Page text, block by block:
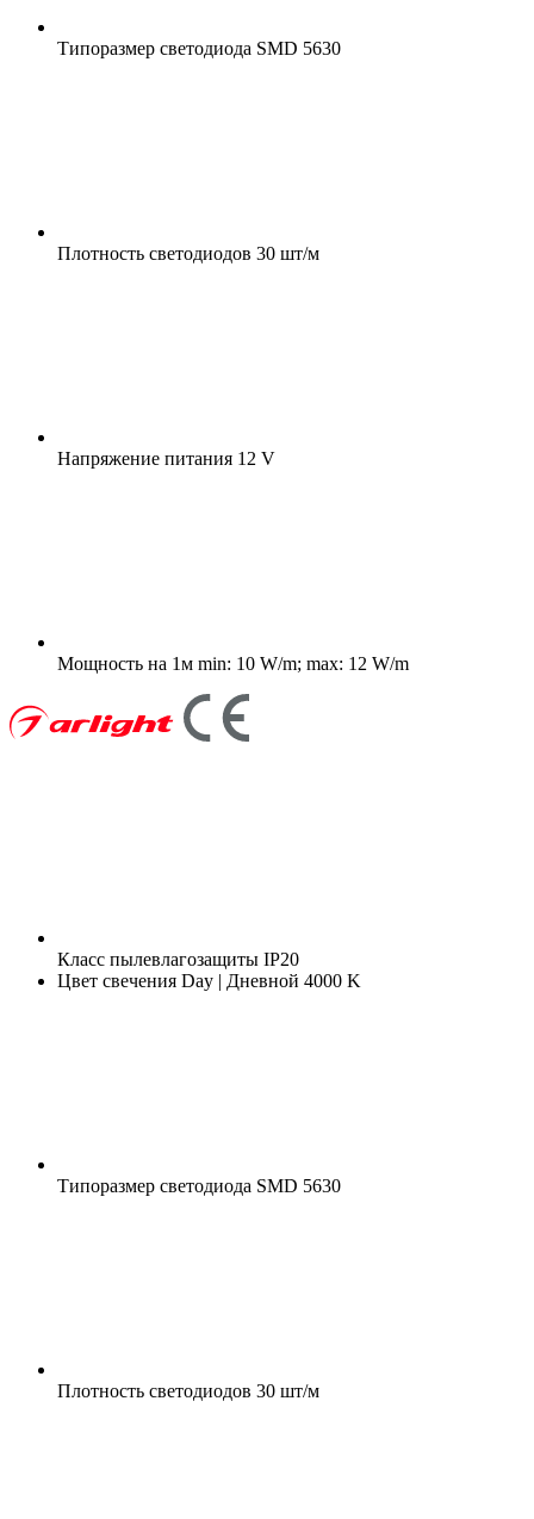
Типоразмер светодиода SMD 5630
Плотность светодиодов 30 шт/м
Напряжение питания 12 V
Мощность на 1м min: 10 W/m; max: 12 W/m
Класс пылевлагозащиты IP20
Цвет свечения Day | Дневной 4000 K
Типоразмер светодиода SMD 5630
Плотность светодиодов 30 шт/м